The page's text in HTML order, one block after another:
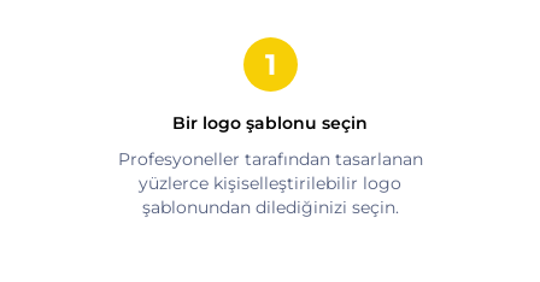
Bir logo şablonu seçin
Profesyoneller tarafından tasarlanan
yüzlerce kişiselleştirilebilir logo
şablonundan dilediğinizi seçin.